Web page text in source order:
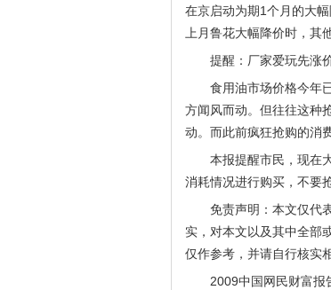
在京启动为期1个月的大
上月鲁花大幅降价时，其
提醒：厂家爱玩先涨
食用油市场价格今年
方闻风而动。但往往这种
动。而此前疯狂抢购的消
本报提醒市民，现在
消耗情况进行购买，不要
免责声明：本文仅代
实，对本文以及其中全部
仅作参考，并请自行核实
2009中国网民财富报